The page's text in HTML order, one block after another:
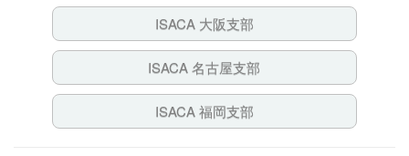
ISACA 大阪支部
ISACA 名古屋支部
ISACA 福岡支部